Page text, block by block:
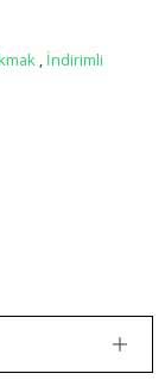
, İndirimli